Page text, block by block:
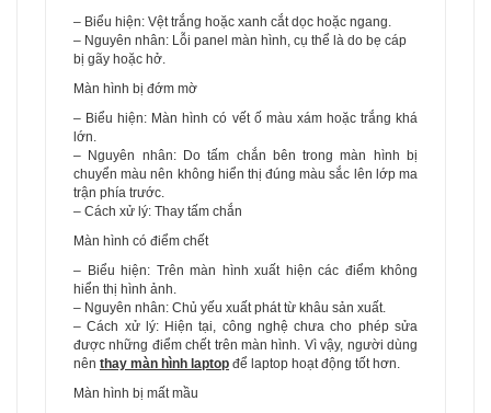
– Biểu hiện: Vệt trắng hoặc xanh cắt dọc hoặc ngang.
– Nguyên nhân: Lỗi panel màn hình, cụ thể là do bẹ cáp
bị gãy hoặc hở.
Màn hình bị đớm mờ
– Biểu hiện: Màn hình có vết ố màu xám hoặc trắng khá
lớn.
– Nguyên nhân: Do tấm chắn bên trong màn hình bị
chuyển màu nên không hiển thị đúng màu sắc lên lớp ma
trận phía trước.
– Cách xử lý: Thay tấm chắn
Màn hình có điểm chết
– Biểu hiện: Trên màn hình xuất hiện các điểm không
hiển thị hình ảnh.
– Nguyên nhân: Chủ yếu xuất phát từ khâu sản xuất.
– Cách xử lý: Hiện tại, công nghệ chưa cho phép sửa
được những điểm chết trên màn hình. Vì vậy, người dùng
nên thay màn hình laptop để laptop hoạt động tốt hơn.
Màn hình bị mất mầu